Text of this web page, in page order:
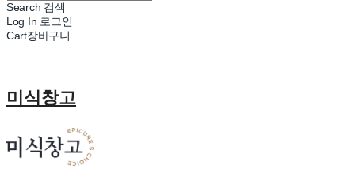
Search 검색
Log In 로그인
Cart장바구니
미식창고